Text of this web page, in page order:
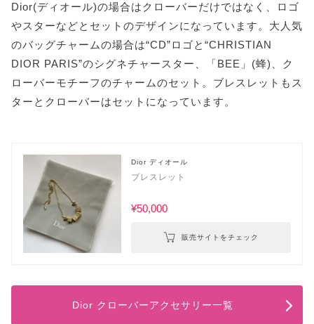
Dior(ディオール)の場合はクローバーだけではなく、ロゴ
やスターなどとセットのデザインになっています。大人気
のバッグチャームの場合は“CD”ロゴと“CHRISTIAN
DIOR PARIS”のシグネチャースター、「BEE」(蜂)、ク
ローバーモチーフのチャームのセット。ブレスレットもス
ターとクローバーはセットになっています。
Dior ディオール
ブレスレット
¥50,000
販売サイトをチェック
Dior クローバーアクセサリー一覧